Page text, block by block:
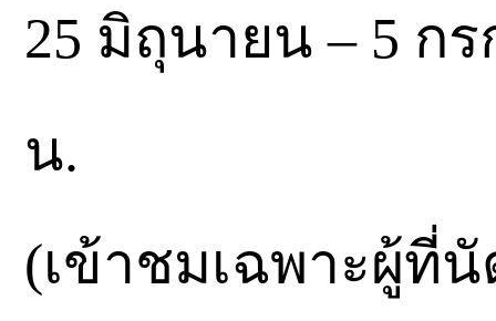
25 มิถุนายน – 5 กร
น.
(เข้าชมเฉพาะผู้ที่